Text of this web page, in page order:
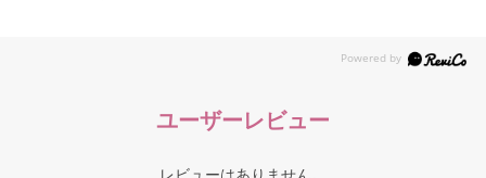
ユーザーレビュー